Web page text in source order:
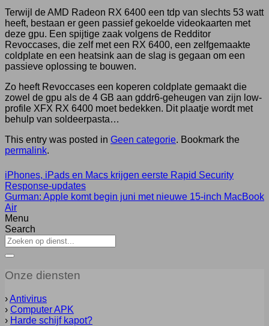
Terwijl de AMD Radeon RX 6400 een tdp van slechts 53 watt
heeft, bestaan er geen passief gekoelde videokaarten met
deze gpu. Een spijtige zaak volgens de Redditor
Revoccases, die zelf met een RX 6400, een zelfgemaakte
coldplate en een heatsink aan de slag is gegaan om een
passieve oplossing te bouwen.
Zo heeft Revoccases een koperen coldplate gemaakt die
zowel de gpu als de 4 GB aan gddr6-geheugen van zijn low-
profile XFX RX 6400 moet bedekken. Dit plaatje wordt met
behulp van soldeerpasta…
This entry was posted in Geen categorie. Bookmark the
permalink.
iPhones, iPads en Macs krijgen eerste Rapid Security
Response-updates
Gurman: Apple komt begin juni met nieuwe 15-inch MacBook
Air
Menu
Search
Onze diensten
›Antivirus
› Computer APK
› Harde schijf kapot?